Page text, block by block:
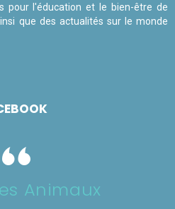
pour l'éducation et le bien-être de
que des actualités sur le monde
Animaux